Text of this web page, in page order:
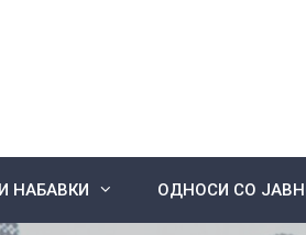
НАБАВКИ ОДНОСИ СО